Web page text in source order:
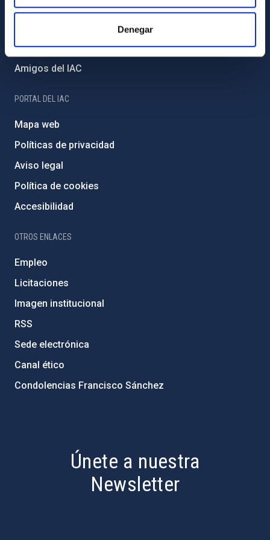
Denegar
Proyectos institucionales
Programa Severo Ochoa
Amigos del IAC
PORTAL DEL IAC
Mapa web
Políticas de privacidad
Aviso legal
Política de cookies
Accesibilidad
OTROS ENLACES
Empleo
Licitaciones
Imagen institucional
RSS
Sede electrónica
Canal ético
Condolencias Francisco Sánchez
Únete a nuestra
Newsletter